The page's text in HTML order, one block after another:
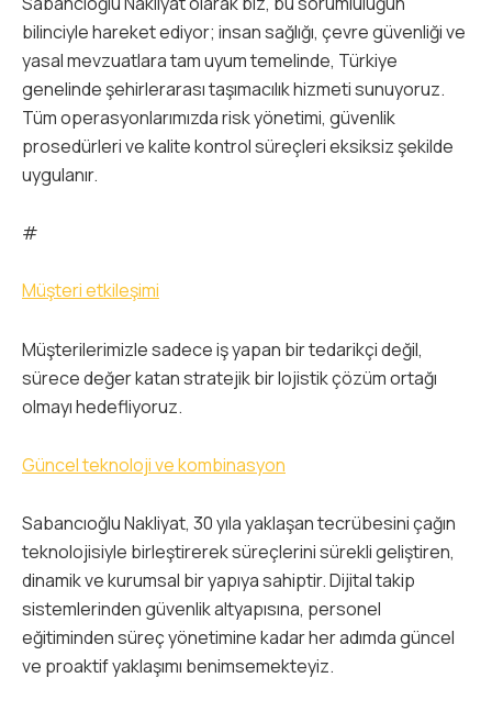
bilinciyle hareket ediyor; insan sağlığı, çevre güvenliği ve
yasal mevzuatlara tam uyum temelinde, Türkiye
genelinde şehirlerarası taşımacılık hizmeti sunuyoruz.
Tüm operasyonlarımızda risk yönetimi, güvenlik
prosedürleri ve kalite kontrol süreçleri eksiksiz şekilde
uygulanır.
#
Müşteri etkileşimi
Müşterilerimizle sadece iş yapan bir tedarikçi değil,
sürece değer katan stratejik bir lojistik çözüm ortağı
olmayı hedefliyoruz.
Güncel teknoloji ve kombinasyon
Sabancıoğlu Nakliyat, 30 yıla yaklaşan tecrübesini çağın
teknolojisiyle birleştirerek süreçlerini sürekli geliştiren,
dinamik ve kurumsal bir yapıya sahiptir. Dijital takip
sistemlerinden güvenlik altyapısına, personel
eğitiminden süreç yönetimine kadar her adımda güncel
ve proaktif yaklaşımı benimsemekteyiz.